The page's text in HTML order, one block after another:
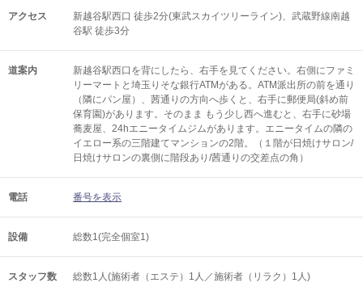
アクセス
新越谷駅西口 徒歩2分(東武スカイツリーライン)、武蔵野線南越
谷駅 徒歩3分
道案内
新越谷駅西口を背にしたら、右手を見てください。右側にファミ
リーマートと埼玉りそな銀行ATMがある。ATM派出所の前を通り
（隣にパン屋）、茜通りの方向へ歩くと、右手に郵便局(斜め前
保育園)があります。そのまま もう少し西へ進むと、右手に砂場
蕎麦屋、24hエニータイムジムがあります。エニータイムの隣の
イエロー系の三階建てマンションの2階。（１階が日焼けサロン/
日焼けサロンの裏側に階段あり/茜通りの交差点の角）
電話 番号を表示
設備 総数1(完全個室1)
スタッフ数 総数1人(施術者（エステ）1人／施術者（リラク）1人)